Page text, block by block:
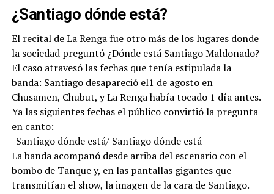
¿Santiago dónde está?
El recital de La Renga fue otro más de los lugares donde
la sociedad preguntó ¿Dónde está Santiago Maldonado?
El caso atravesó las fechas que tenía estipulada la
banda: Santiago desapareció el1 de agosto en
Chusamen, Chubut, y La Renga había tocado 1 día antes.
Ya las siguientes fechas el público convirtió la pregunta
en canto:
-Santiago dónde está/ Santiago dónde está
La banda acompañó desde arriba del escenario con el
bombo de Tanque y, en las pantallas gigantes que
transmitían el show, la imagen de la cara de Santiago.